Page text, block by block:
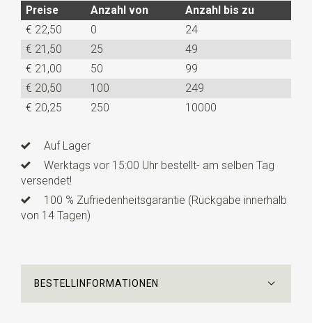
Preise
Anzahl von
Anzahl bis zu
€ 22,50
0
24
€ 21,50
25
49
€ 21,00
50
99
€ 20,50
100
249
€ 20,25
250 10000
Auf Lager
Werktags vor 15:00 Uhr bestellt- am selben Tag
versendet!
100 % Zufriedenheitsgarantie (Rückgabe innerhalb
von 14 Tagen)
BESTELLINFORMATIONEN